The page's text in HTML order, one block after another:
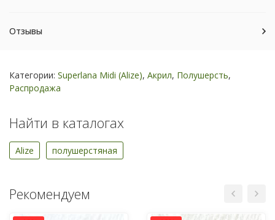
Отзывы
Категории: Superlana Midi (Alize), Акрил, Полушерсть,
Распродажа
Найти в каталогах
Alize полушерстяная
Рекомендуем